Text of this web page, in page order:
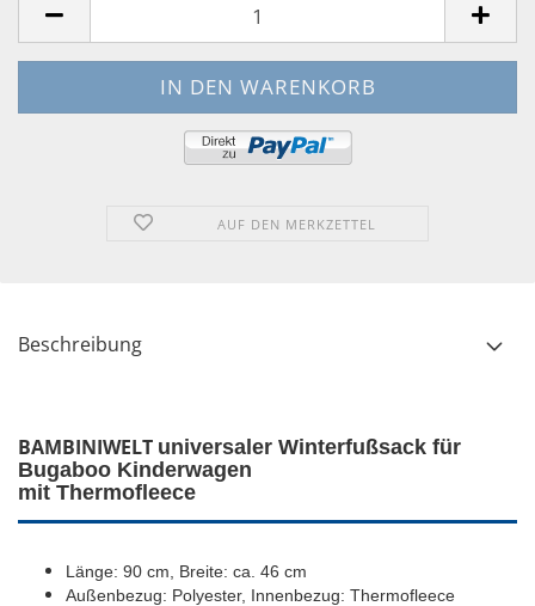
AUF DEN MERKZETTEL
Beschreibung
BAMBINIWELT universaler Winterfußsack für
Bugaboo Kinderwagen
mit Thermofleece
Länge: 90 cm, Breite: ca. 46 cm
Außenbezug: Polyester, Innenbezug: Thermofleece